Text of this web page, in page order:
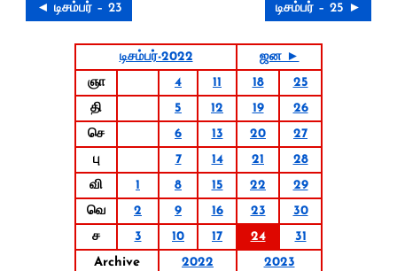
◄ டிசம்பர் – 23 டிசம்பர் – 25 ►
டிசம்பர்-2022
ஜன ►
ஞா
4 11 18
25
தி
5 12 19
26
செ
6 13 20
27
பு
7 14 21
28
வி
1 8 15 22
29
வெ
2 9 16 23
30
ச
3 10 17 24
31
Archive
2022 2023